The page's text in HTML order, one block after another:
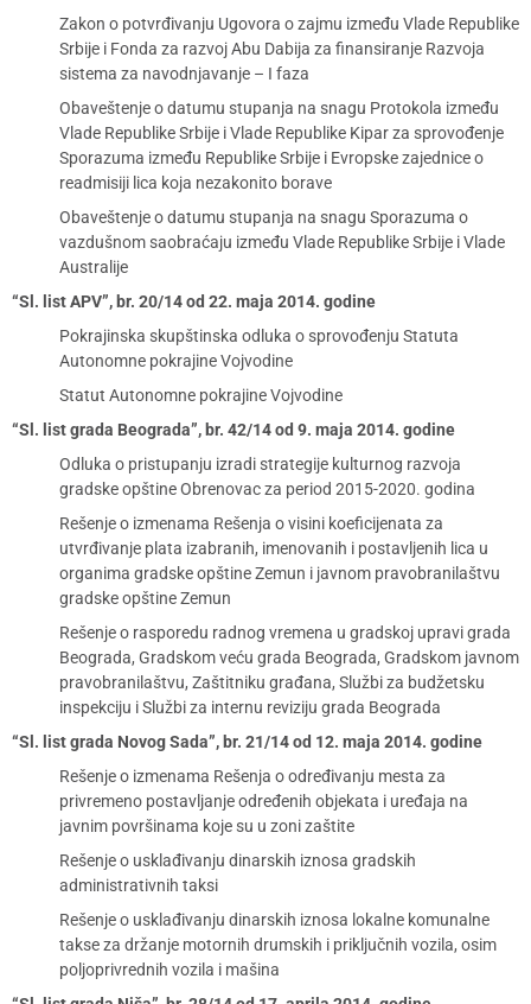
Zakon o potvrđivanju Ugovora o zajmu između Vlade Republike
Srbije i Fonda za razvoj Abu Dabija za finansiranje Razvoja
sistema za navodnjavanje – I faza
Obaveštenje o datumu stupanja na snagu Protokola između
Vlade Republike Srbije i Vlade Republike Kipar za sprovođenje
Sporazuma između Republike Srbije i Evropske zajednice o
readmisiji lica koja nezakonito borave
Obaveštenje o datumu stupanja na snagu Sporazuma o
vazdušnom saobraćaju između Vlade Republike Srbije i Vlade
Australije
“Sl. list APV”, br. 20/14 od 22. maja 2014. godine
Pokrajinska skupštinska odluka o sprovođenju Statuta
Autonomne pokrajine Vojvodine
Statut Autonomne pokrajine Vojvodine
“Sl. list grada Beograda”, br. 42/14 od 9. maja 2014. godine
Odluka o pristupanju izradi strategije kulturnog razvoja
gradske opštine Obrenovac za period 2015-2020. godina
Rešenje o izmenama Rešenja o visini koeficijenata za
utvrđivanje plata izabranih, imenovanih i postavljenih lica u
organima gradske opštine Zemun i javnom pravobranilaštvu
gradske opštine Zemun
Rešenje o rasporedu radnog vremena u gradskoj upravi grada
Beograda, Gradskom veću grada Beograda, Gradskom javnom
pravobranilaštvu, Zaštitniku građana, Službi za budžetsku
inspekciju i Službi za internu reviziju grada Beograda
“Sl. list grada Novog Sada”, br. 21/14 od 12. maja 2014. godine
Rešenje o izmenama Rešenja o određivanju mesta za
privremeno postavljanje određenih objekata i uređaja na
javnim površinama koje su u zoni zaštite
Rešenje o usklađivanju dinarskih iznosa gradskih
administrativnih taksi
Rešenje o usklađivanju dinarskih iznosa lokalne komunalne
takse za držanje motornih drumskih i priključnih vozila, osim
poljoprivrednih vozila i mašina